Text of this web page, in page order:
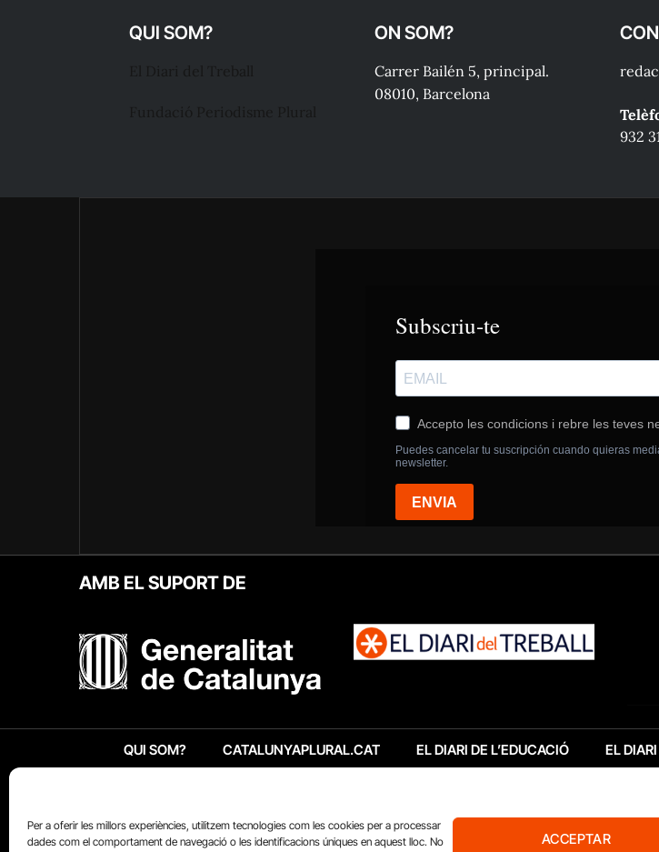
Per a oferir les millors experiències, utilitzem tecnologies com les cookies per a processar
dades com el comportament de navegació o les identificacions úniques en aquest lloc. No
ACCEPTAR
QUI SOM? ON SOM?
Carrer Bailén 5, principal.
08010, Barcelona
932
AMB EL SUPORT DE
QUI SOM? CATALUNYAPLURAL.CAT EL DIARI DE L’EDUCACIÓ EL